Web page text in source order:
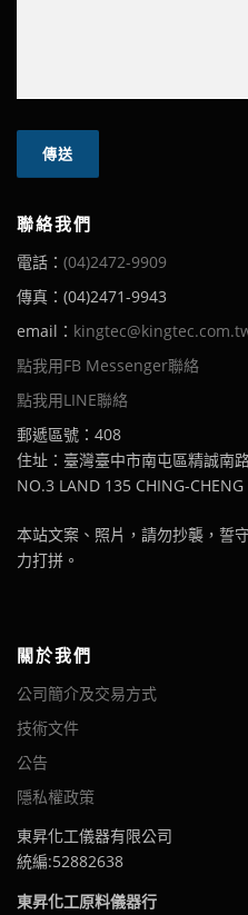
聯絡我們
電話： (04)2472-9909
傳真：(04)2471-9943
email：
點我用FB Messenger聯絡
點我用LINE聯絡
郵遞區號：408
住址：臺灣臺中市南屯區精誠南
NO.3 LAND 135 CHING-
本站文案、照片，請勿抄襲，誓
力打拼。
關於我們
公司簡介及交易方式
技術文件
公告
隱私權政策
東昇化工儀器有限公司
統編:52882638
東昇化工原料儀器行